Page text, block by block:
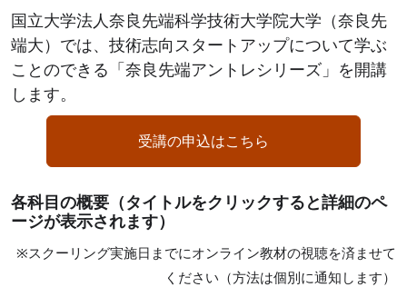
国立大学法人奈良先端科学技術大学院大学（奈良先
端大）では、技術志向スタートアップについて学ぶ
ことのできる「奈良先端アントレシリーズ」を開講
します。
受講の申込はこちら
各科目の概要（タイトルをクリックすると詳細のペ
ージが表示されます）
※スクーリング実施日までにオンライン教材の視聴を済ませて
ください（方法は個別に通知します）